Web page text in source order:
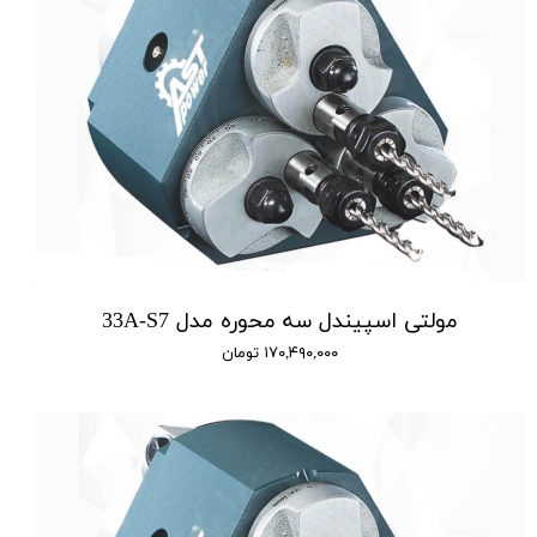
مولتی اسپیندل سه محوره مدل 33A-S7
۱۷۰,۴۹۰,۰۰۰ تومان